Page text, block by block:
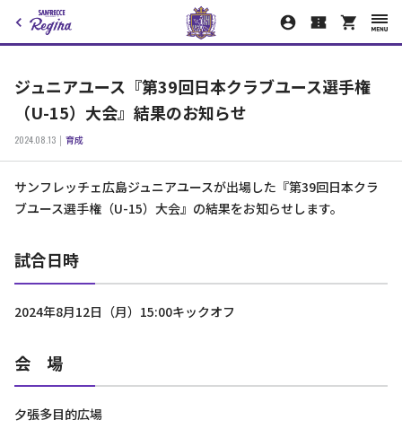
ジュニアユース『第39回日本クラブユース選手権
（U-15）大会』結果のお知らせ
2024.08.13 育成
サンフレッチェ広島ジュニアユースが出場した『第39回日本クラ
ブユース選手権（U-15）大会』の結果をお知らせします。
試合日時
2024年8月12日（月）15:00キックオフ
会 場
夕張多目的広場